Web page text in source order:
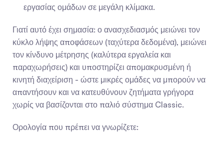
εργασίας ομάδων σε μεγάλη κλίμακα.
Γιατί αυτό έχει σημασία: ο ανασχεδιασμός μειώνει τον
κύκλο λήψης αποφάσεων (ταχύτερα δεδομένα), μειώνει
τον κίνδυνο μέτρησης (καλύτερα εργαλεία και
παραχωρήσεις) και υποστηρίζει απομακρυσμένη ή
κινητή διαχείριση - ώστε μικρές ομάδες να μπορούν να
απαντήσουν και να κατευθύνουν ζητήματα γρήγορα
χωρίς να βασίζονται στο παλιό σύστημα Classic.
Ορολογία που πρέπει να γνωρίζετε: